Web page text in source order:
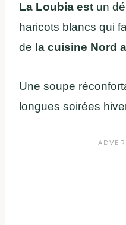
La Loubia est un
haricots blancs qui
de la cuisine Nord
Une soupe
longues soirées